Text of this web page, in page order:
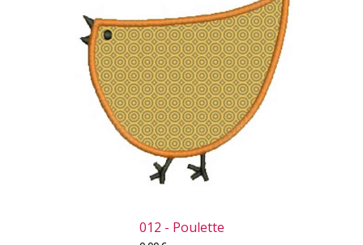
012 - Poulette